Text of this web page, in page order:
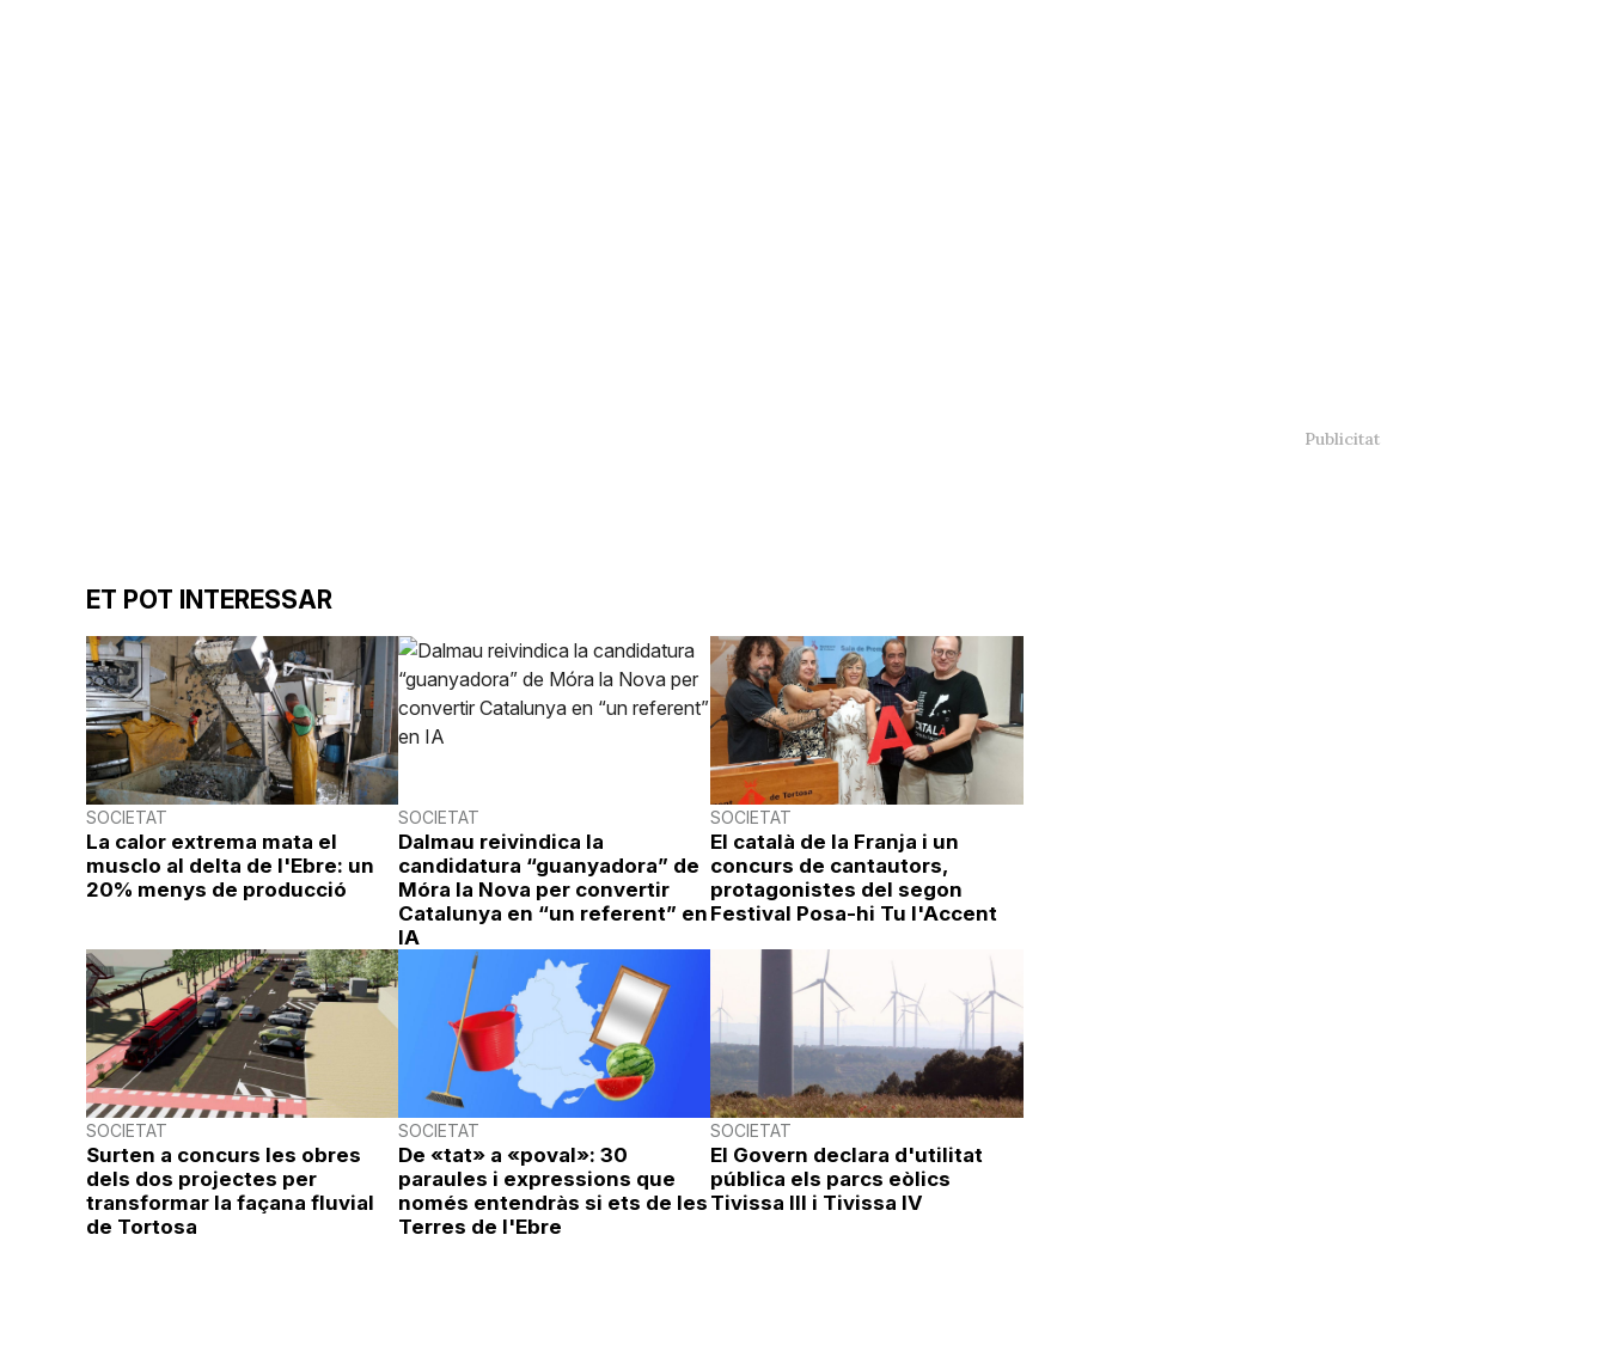
ET POT INTERESSAR
SOCIETAT
La calor extrema mata el
musclo al delta de l'Ebre: un
20% menys de producció
SOCIETAT
Dalmau reivindica la
candidatura “guanyadora” de
Móra la Nova per convertir
Catalunya en “un referent” en
IA
SOCIETAT
El català de la Franja i un
concurs de cantautors,
protagonistes del segon
Festival Posa-hi Tu l'Accent
SOCIETAT
Surten a concurs les obres
dels dos projectes per
transformar la façana fluvial
de Tortosa
SOCIETAT
De «tat» a «poval»: 30
paraules i expressions que
només entendràs si ets de les
Terres de l'Ebre
SOCIETAT
El Govern declara d'utilitat
pública els parcs eòlics
Tivissa III i Tivissa IV